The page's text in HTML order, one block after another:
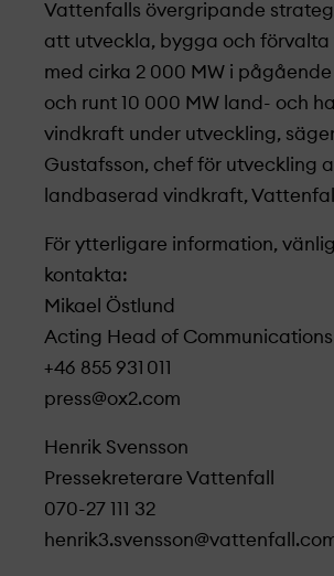
Vattenfalls övergripande
att utveckla, bygga och förvalta
med cirka 2 000 MW i
och runt 10 000 MW land- och
vindkraft under utveckling, säger
Gustafsson, chef för utveckling
landbaserad vindkraft,
För ytterligare information,
kontakta:
Mikael Östlund
Acting Head of Communications
+46 855 931 011
press@ox2.com
Henrik Svensson
Pressekreterare Vattenfall
070-27 111 32